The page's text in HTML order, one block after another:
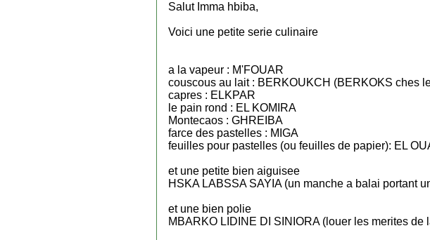
Salut Imma hbiba,
Voici une petite serie culinaire
a la vapeur : M'FOUAR
couscous au lait : BERKOUKCH (BERKOKS ches
capres : ELKPAR
le pain rond : EL KOMIRA
Montecaos : GHREIBA
farce des pastelles : MIGA
feuilles pour pastelles (ou feuilles de papier): EL
et une petite bien aiguisee
HSKA LABSSA SAYIA (un manche a balai portant
et une bien polie
MBARKO LIDINE DI SINIORA (louer les merites